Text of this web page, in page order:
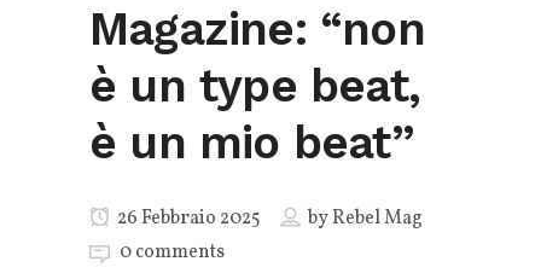
Magazine: “non
è un type beat,
è un mio beat”
26 Febbraio 2025 byRebel Mag
0 comments